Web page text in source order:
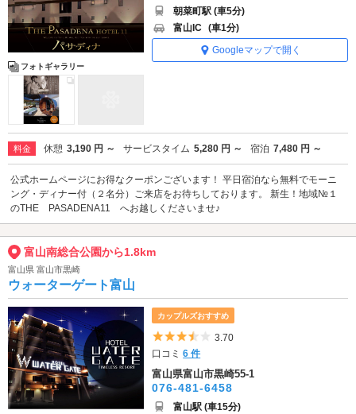
フォトギャラリー
朝菜町駅 (車5分)
富山IC (車1分)
Googleマップで開く
料金 休憩 3,190 円 ～ サービスタイム 5,280 円 ～ 宿泊 7,480 円 ～
公式ホームページにお得なクーポンございます！ 平日宿泊なら無料でモーニ
ング・ディナー付（２名分）ご来店をお待ちしております。 新生！地域№１
のTHE PASADENA11 へお越しくださいませ♪
富山南総合公園から1.8km
富山県 富山市黒崎
ウォーターゲート富山
カップルズおすすめ
5つ星のうち3.5
3.70
口コミ6 件
富山県富山市黒崎55-1
076-481-6458
富山駅 (車15分)